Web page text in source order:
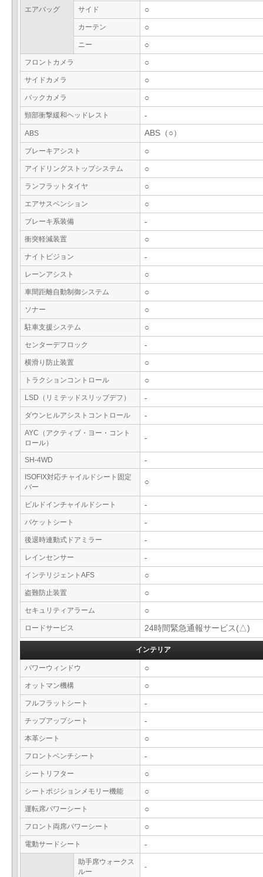
エアバッグ サイド ○
カーテン ○
ニー ○
フロントカメラ ○
サイドカメラ ○
バックカメラ ○
頸部衝撃緩和ヘッドレスト -
ABS ABS（○）
ブレーキアシスト ○
アイドリングストップシステム ○
ランフラットタイヤ ○
エアサスペンション ○
ブレーキ系装備 -
衝突軽減装置 ○
ナイトビジョン -
レーンアシスト ○
車間距離自動制御システム ○
ソナー ○
駐車支援システム ○
センターデフロック -
横滑り防止装置 ○
トラクションコントロール ○
LSD（リミテッドスリップデフ） -
ダウンヒルアシストコントロール -
AYC（アクティブ・ヨー・コント
ロール）
-
SH-4WD -
ISOFIX対応チャイルドシート固定
バー
○
ビルドインチャイルドシート -
バケットシート -
後退時連動式ドアミラー -
レインセンサー -
インテリジェントAFS ○
盗難防止装置 ○
セキュリティアラーム ○
ロードサービス 24時間緊急通報サービス(△)
インテリア
パワーウィンドウ ○
オットマン機構 ○
フルフラットシート -
チップアップシート -
本革シート ○
フロントベンチシート -
シートリフター ○
シートポジションメモリー機能 ○
運転席パワーシート ○
フロント両席パワーシート ○
電動サードシート -
助手席ウォークス
ルー
-